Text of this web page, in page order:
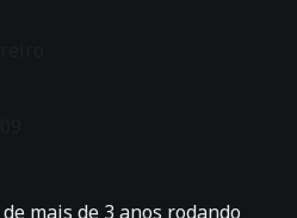
mais de 3 anos rodando